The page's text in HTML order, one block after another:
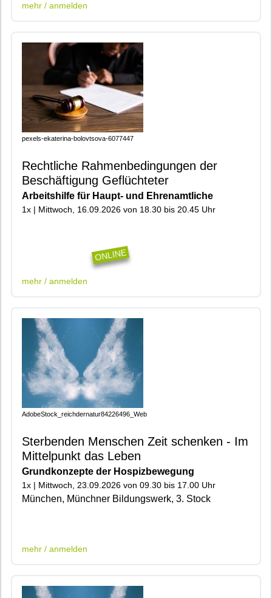
mehr / anmelden
pexels-ekaterina-bolovtsova-6077447
Rechtliche Rahmenbedingungen der
Beschäftigung Geflüchteter
Arbeitshilfe für Haupt- und Ehrenamtliche
1x | Mittwoch, 16.09.2026 von 18.30 bis 20.45 Uhr
ONLINE
mehr / anmelden
AdobeStock_reichdernatur84226496_Web
Sterbenden Menschen Zeit schenken - Im
Mittelpunkt das Leben
Grundkonzepte der Hospizbewegung
1x | Mittwoch, 23.09.2026 von 09.30 bis 17.00 Uhr
München, Münchner Bildungswerk, 3. Stock
mehr / anmelden